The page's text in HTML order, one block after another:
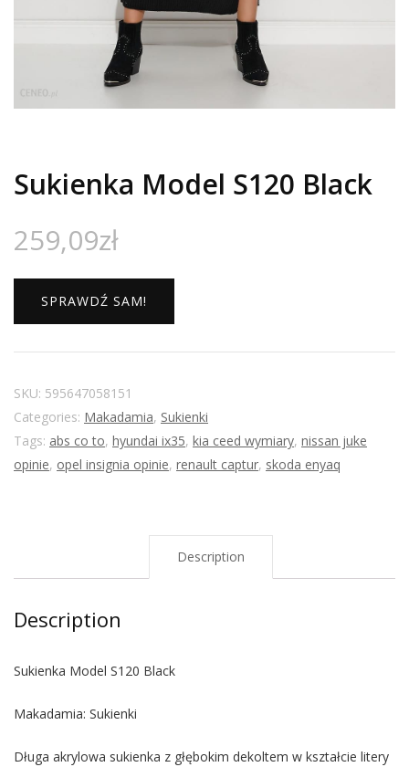
Sukienka Model S120 Black
259,09zł
SPRAWDŹ SAM!
SKU: 595647058151
Categories: Makadamia, Sukienki
Tags: abs co to, hyundai ix35, kia ceed wymiary, nissan juke
opinie, opel insignia opinie, renault captur, skoda enyaq
Description
Description
Sukienka Model S120 Black
Makadamia: Sukienki
Długa akrylowa sukienka z głębokim dekoltem w kształcie litery